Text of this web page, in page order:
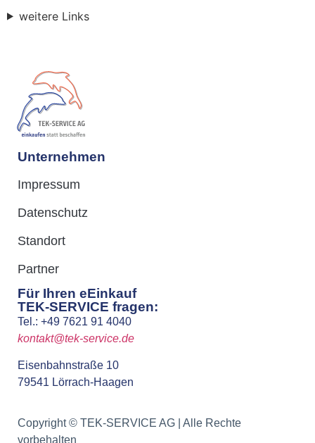
weitere Links
Unternehmen
Impressum
Datenschutz
Standort
Partner
Für Ihren eEinkauf
TEK-SERVICE fragen:
Tel.: +49 7621 91 4040
kontakt@tek-service.de
Eisenbahnstraße 10
79541 Lörrach-Haagen
Copyright © TEK-SERVICE AG | Alle Rechte
vorbehalten